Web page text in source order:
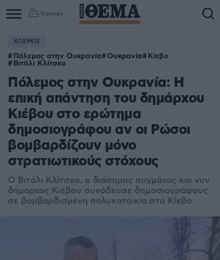
Games
ΚΟΣΜΟΣ
Πόλεμος στην Ουκρανία Ουκρανία Κίεβο
Βιτάλι Κλίτσκο
Πόλεμος στην Ουκρανία: Η
επική απάντηση του δημάρχου
Κιέβου στο ερώτημα
δημοσιογράφου αν οι Ρώσοι
βομβαρδίζουν μόνο
στρατιωτικούς στόχους
Ο Βιτάλι Κλίτσκο, ο διάσημος πυγμάχος και νυν
δήμαρχος Κιέβου συνόδευσε δημοσιογράφους
σε βομβαρδισμένη πολυκατοικία στο Κίεβο